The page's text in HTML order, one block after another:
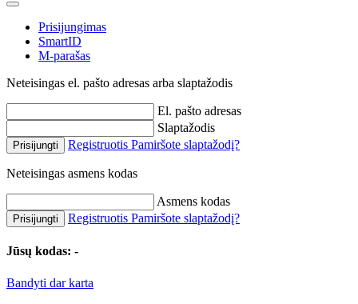
Prisijungimas
SmartID
M-parašas
Neteisingas el. pašto adresas arba slaptažodis
El. pašto adresas
Slaptažodis
Prisijungti Registruotis Pamiršote slaptažodį?
Neteisingas asmens kodas
Asmens kodas
Prisijungti Registruotis Pamiršote slaptažodį?
Jūsų kodas: -
Bandyti dar karta